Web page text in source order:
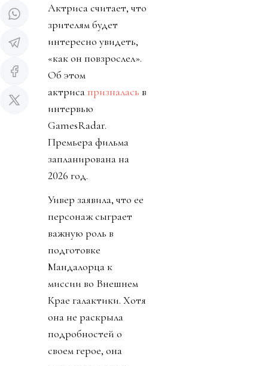
Актриса считает, что
зрителям будет
интересно увидеть,
«как он повзрослел».
Об этом
актриса призналась в
интервью
GamesRadar.
Премьера фильма
запланирована на
2026 год.
Уивер заявила, что ее
персонаж сыграет
важную роль в
подготовке
Мандалорца к
миссии во Внешнем
Крае галактики. Хотя
она не раскрыла
подробностей о
своем герое, она